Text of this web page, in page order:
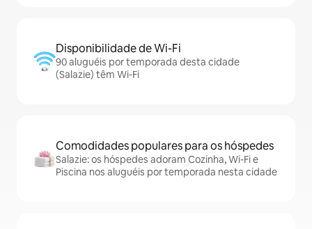
Disponibilidade de Wi-Fi
90 aluguéis por temporada desta cidade
(Salazie) têm Wi-Fi
Comodidades populares para os hóspedes
Salazie: os hóspedes adoram Cozinha, Wi-Fi e
Piscina nos aluguéis por temporada nesta cidade